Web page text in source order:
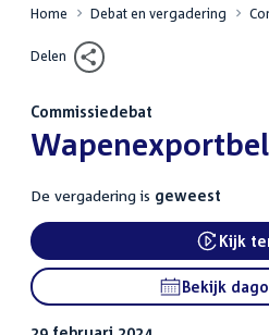
Home Debat en vergadering
Delen
Commissiedebat
:
De vergadering is geweest
Kijk
Bekijk